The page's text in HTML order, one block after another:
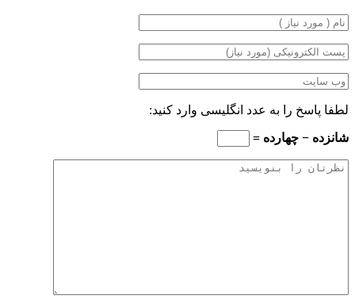
لطفا پاسخ را به عدد انگلیسی وارد کنید:
شانزده − چهارده =